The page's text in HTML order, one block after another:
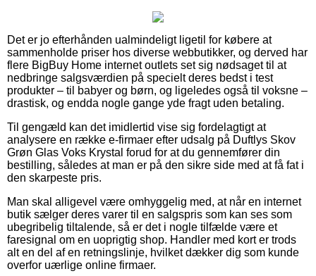
Det er jo efterhånden ualmindeligt ligetil for købere at
sammenholde priser hos diverse webbutikker, og derved har
flere BigBuy Home internet outlets set sig nødsaget til at
nedbringe salgsværdien på specielt deres bedst i test
produkter – til babyer og børn, og ligeledes også til voksne –
drastisk, og endda nogle gange yde fragt uden betaling.
Til gengæld kan det imidlertid vise sig fordelagtigt at
analysere en række e-firmaer efter udsalg på Duftlys Skov
Grøn Glas Voks Krystal forud for at du gennemfører din
bestilling, således at man er på den sikre side med at få fat i
den skarpeste pris.
Man skal alligevel være omhyggelig med, at når en internet
butik sælger deres varer til en salgspris som kan ses som
ubegribelig tiltalende, så er det i nogle tilfælde være et
faresignal om en uoprigtig shop. Handler med kort er trods
alt en del af en retningslinje, hvilket dækker dig som kunde
overfor uærlige online firmaer.